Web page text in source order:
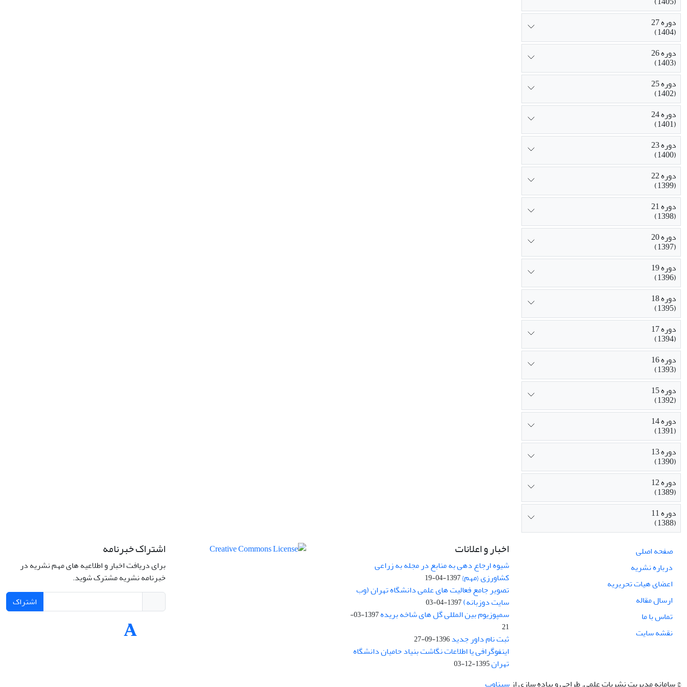
دوره 27
(1404)
دوره 26
(1403)
دوره 25
(1402)
دوره 24
(1401)
دوره 23
(1400)
دوره 22
(1399)
دوره 21
(1398)
دوره 20
(1397)
دوره 19
(1396)
دوره 18
(1395)
دوره 17
(1394)
دوره 16
(1393)
دوره 15
(1392)
دوره 14
(1391)
دوره 13
(1390)
دوره 12
(1389)
دوره 11
(1388)
صفحه اصلی
درباره نشریه
اعضای هیات تحریریه
ارسال مقاله
تماس با ما
نقشه سایت
اخبار و اعلانات
شیوه ارجاع دهی به منابع در مجله به زراعی
کشاورزی {مهم}1397-04-19
تصویر جامع فعالیت های علمی دانشگاه تهران (وب
سایت دوزبانه)1397-04-03
سمپوزیوم بین المللی گل های شاخه بریده
1397-03-
21
ثبت نام داور جدید1396-09-27
اینفوگرافی یا اطلاعات نگاشت بنیاد حامیان دانشگاه
تهران1395-12-03
اشتراک خبرنامه
برای دریافت اخبار و اطلاعیه های مهم نشریه در
خبرنامه نشریه مشترک شوید.
اشتراک
© سامانه مدیریت نشریات علمی.طراحی و پیاده سازی از سیناوب